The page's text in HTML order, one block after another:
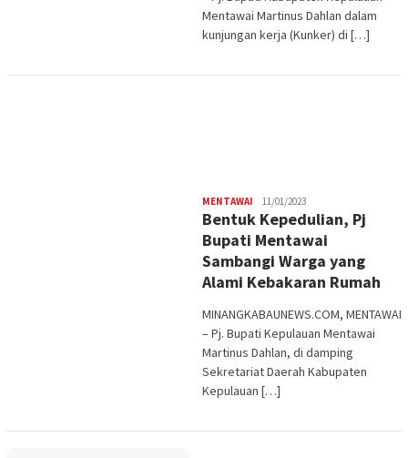
Mentawai Martinus Dahlan dalam
kunjungan kerja (Kunker) di […]
MENTAWAI Redaksi
11/01/2023
Bentuk Kepedulian, Pj
Bupati Mentawai
Sambangi Warga yang
Alami Kebakaran Rumah
MINANGKABAUNEWS.COM, MENTAWAI
– Pj. Bupati Kepulauan Mentawai
Martinus Dahlan, di damping
Sekretariat Daerah Kabupaten
Kepulauan […]